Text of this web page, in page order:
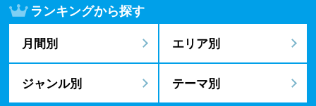
ランキングから探す
月間別 エリア別
ジャンル別 テーマ別